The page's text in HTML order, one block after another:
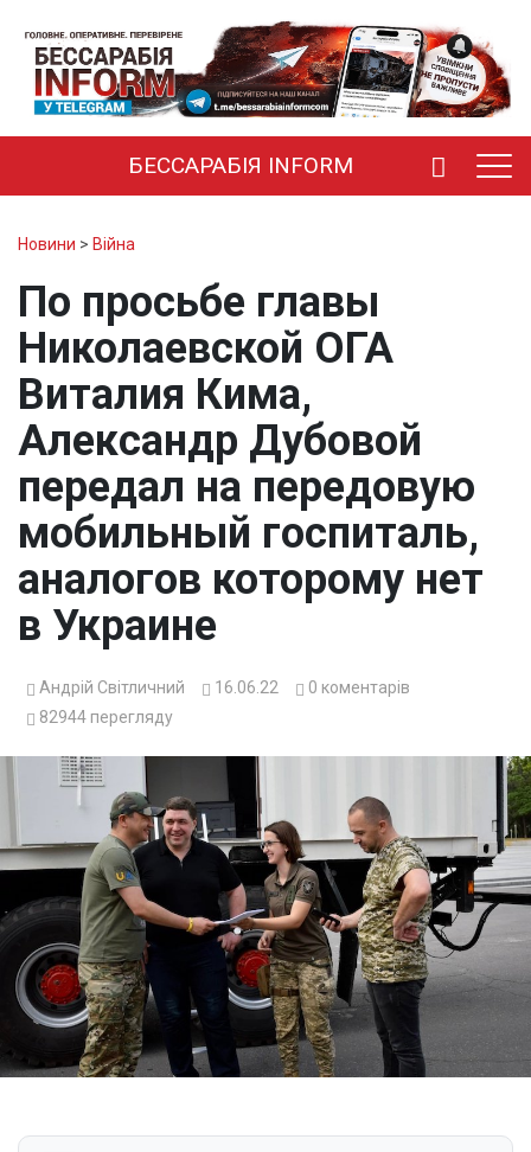
БЕССАРАБІЯ INFORM
Новини > Війна
По просьбе главы
Николаевской ОГА
Виталия Кима,
Александр Дубовой
передал на передовую
мобильный госпиталь,
аналогов которому нет
в Украине
Андрій Світличний 16.06.22 0 коментарів
82944 перегляду